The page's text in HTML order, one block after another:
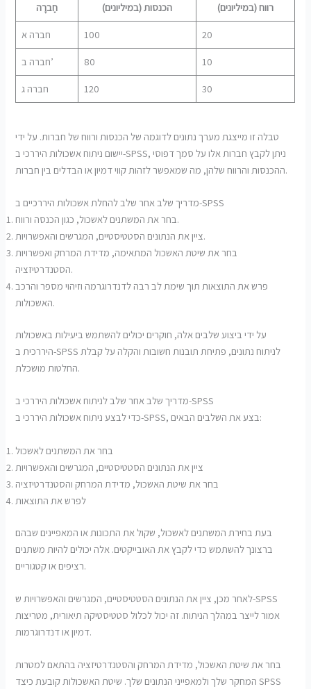
חֶברָה הכנסות (במיליונים) רווח (במיליונים)
חברה א 100 20
חברה ב’ 80 10
חברה ג 120 30
טבלה זו מייצגת מערך נתונים לדוגמה של הכנסות ורווח של חברות. על ידי
יישום ניתוח אשכולות היררכי ב-SPSS, ניתן לקבץ חברות אלו על סמך דפוסי
ההכנסות והרווח שלהן, מה שמאפשר לזהות קווי דמיון או הבדלים בין חברות.
מדריך שלב אחר שלב להחלת אשכולות היררכיים ב-SPSS
בחר את המשתנים לאשכול, כגון הכנסה ורווח.
ציין את הנתונים הסטטיסטיים, המגרשים והאפשרויות.
בחר את שיטת האשכול המתאימה, מדידת המרחק ואפשרויות
הסטנדרטיזציה.
פרש את התוצאות תוך שימת לב רבה לדנדרוגרמה וזיהוי מספר והרכב
האשכולות.
על ידי ביצוע שלבים אלה, חוקרים יכולים להשתמש ביעילות באשכולות
היררכית ב-SPSS לניתוח נתונים, פתיחת תובנות חשובות והקלה על קבלת
החלטות מושכלת.
מדריך שלב אחר שלב לניתוח אשכולות היררכי ב-SPSS
כדי לבצע ניתוח אשכולות היררכי ב-SPSS, בצע את השלבים הבאים:
בחר את המשתנים לאשכול
ציין את הנתונים הסטטיסטיים, המגרשים והאפשרויות
בחר את שיטת האשכול, מדידת המרחק והסטנדרטיזציה
לפרש את התוצאות
בעת בחירת המשתנים לאשכול, שקול את התכונות או המאפיינים שבהם
ברצונך להשתמש כדי לקבץ את האובייקטים. אלה יכולים להיות משתנים
רציפים או קטגוריים.
לאחר מכן, ציין את הנתונים הסטטיסטיים, המגרשים והאפשרויות ש-SPSS
אמור לייצר במהלך הניתוח. זה יכול לכלול סטטיסטיקה תיאורית, מטריצות
דמיון או דנדרוגרמות.
בחר את שיטת האשכול, מדידת המרחק והסטנדרטיזציה בהתאם למטרות
המחקר שלך ולמאפייני הנתונים שלך. שיטת האשכולות קובעת כיצד SPSS